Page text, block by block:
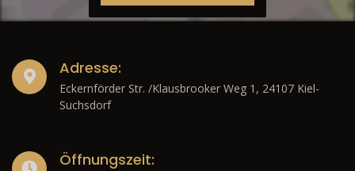
Adresse:
Eckernförder Str. /Klausbrooker Weg 1, 24107 Kiel-
Suchsdorf
Öffnungszeit: